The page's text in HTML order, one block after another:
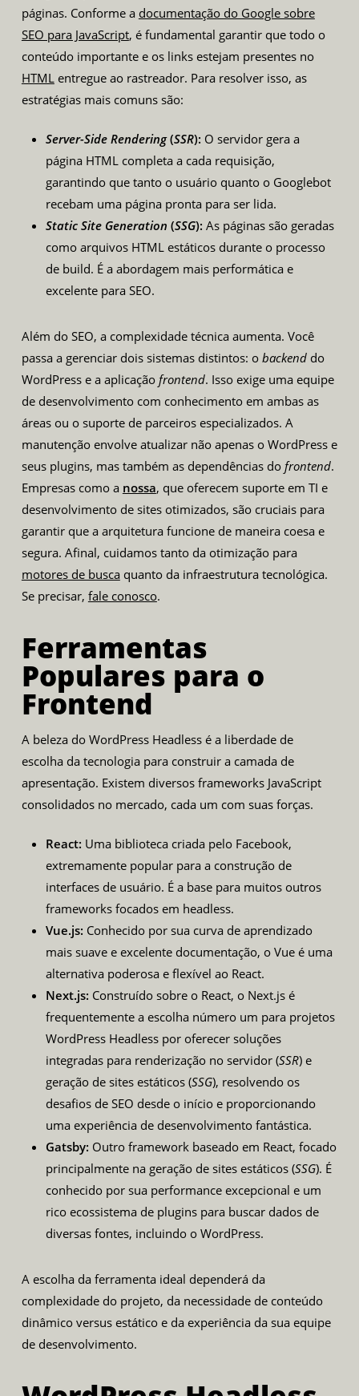
páginas. Conforme a documentação do Google sobre
SEO para JavaScript, é fundamental garantir que todo o
conteúdo importante e os links estejam presentes no
HTML entregue ao rastreador. Para resolver isso, as
estratégias mais comuns são:
Server-Side Rendering(SSR): O servidor gera a
página HTMLcompleta a cada requisição,
garantindo que tanto o usuário quanto o Googlebot
recebam uma página pronta para ser lida.
Static Site Generation (SSG): As páginas são geradas
como arquivos HTMLestáticos durante o processo
de build. É a abordagem mais performática e
excelente para SEO.
Além do SEO, a complexidade técnica aumenta. Você
passa a gerenciar dois sistemas distintos: o backenddo
WordPress e a aplicação frontend. Isso exige uma equipe
de desenvolvimento com conhecimento em ambas as
áreas ou o suporte de parceiros especializados. A
manutenção envolve atualizar não apenas o WordPress e
seus plugins, mas também as dependências do frontend.
Empresas como a nossa, que oferecem suporte em TI e
desenvolvimento de sites otimizados, são cruciais para
garantir que a arquitetura funcione de maneira coesa e
segura. Afinal, cuidamos tanto da otimização para
motores de buscaquanto da infraestrutura tecnológica.
Se precisar, fale conosco.
Ferramentas
Populares para o
Frontend
A beleza do WordPress Headless é a liberdade de
escolha da tecnologia para construir a camada de
apresentação. Existem diversos frameworks JavaScript
consolidados no mercado, cada um com suas forças.
React: Uma biblioteca criada pelo Facebook,
extremamente popular para a construção de
interfaces de usuário. É a base para muitos outros
frameworks focados em headless.
Vue.js: Conhecido por sua curva de aprendizado
mais suave e excelente documentação, o Vue é uma
alternativa poderosa e flexível ao React.
Next.js: Construído sobre o React, o Next.jsé
frequentemente a escolha número um para projetos
WordPress Headless por oferecer soluções
integradas para renderização no servidor (SSR) e
geração de sites estáticos (SSG), resolvendo os
desafios de SEO desde o início e proporcionando
uma experiência de desenvolvimento fantástica.
Gatsby: Outro framework baseado em React, focado
principalmente na geração de sites estáticos (SSG). É
conhecido por sua performance excepcional e um
rico ecossistema de plugins para buscar dados de
diversas fontes, incluindo o WordPress.
A escolha da ferramenta ideal dependerá da
complexidade do projeto, da necessidade de conteúdo
dinâmico versus estático e da experiência da sua equipe
de desenvolvimento.